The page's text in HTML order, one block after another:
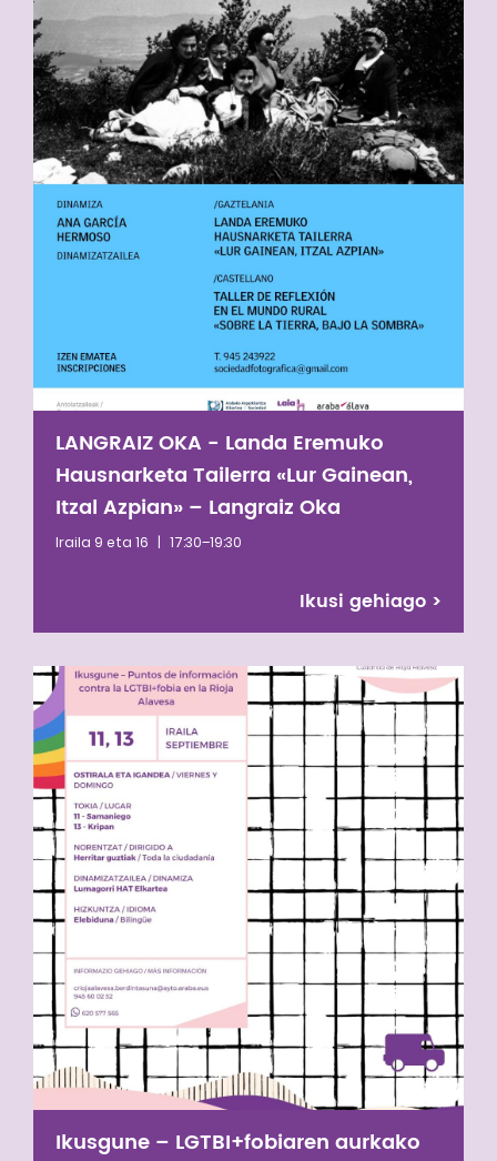
LANGRAIZ OKA - Landa Eremuko
Hausnarketa Tailerra «Lur Gainean,
Itzal Azpian» – Langraiz Oka
Iraila 9 eta 16 | 17:30–19:30
Ikusi gehiago >
Ikusgune – LGTBI+fobiaren aurkako